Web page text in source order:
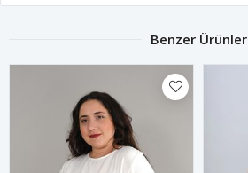
Benzer Ürünler